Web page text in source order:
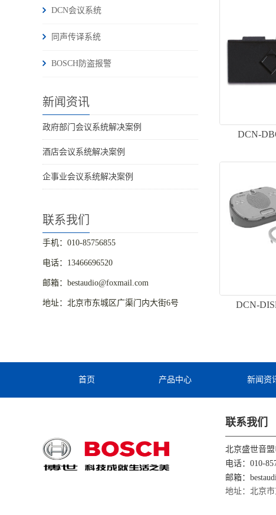
DCN会议系统
同声传译系统
BOSCH防盗报警
新闻资讯
政府部门会议系统解决案例
酒店会议系统解决案例
企事业会议系统解决案例
联系我们
手机：010-85756855
电话：13466696520
邮箱：bestaudio@foxmail.com
地址：北京市东城区广渠门内大街6号
DCN-
DCN-
首页 产品中心 新闻资
联系我们
北京盛世音
电话：010-
邮箱：
地址：北京